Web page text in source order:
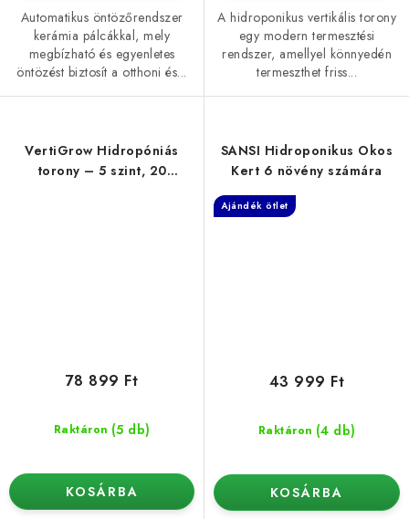
Automatikus öntözőrendszer
kerámia pálcákkal, mely
megbízható és egyenletes
öntözést biztosít a otthoni és...
A hidroponikus vertikális torony
egy modern termesztési
rendszer, amellyel könnyedén
termeszthet friss...
VertiGrow Hidropóniás
torony – 5 szint, 20
Raktáron (5 db)
78 899 Ft
KOSÁRBA
SANSI Hidroponikus Okos
Kert 6 növény számára
Ajándék ötlet
Raktáron (4 db)
43 999 Ft
KOSÁRBA